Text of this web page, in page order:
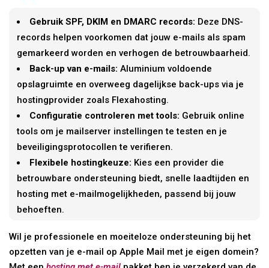
Gebruik SPF, DKIM en DMARC records: Deze DNS-
records helpen voorkomen dat jouw e-mails als spam
gemarkeerd worden en verhogen de betrouwbaarheid.
Back-up van e-mails: Aluminium voldoende
opslagruimte en overweeg dagelijkse back-ups via je
hostingprovider zoals Flexahosting.
Configuratie controleren met tools: Gebruik online
tools om je mailserver instellingen te testen en je
beveiligingsprotocollen te verifieren.
Flexibele hostingkeuze: Kies een provider die
betrouwbare ondersteuning biedt, snelle laadtijden en
hosting met e-mailmogelijkheden, passend bij jouw
behoeften.
Wil je professionele en moeiteloze ondersteuning bij het
opzetten van je e-mail op Apple Mail met je eigen domein?